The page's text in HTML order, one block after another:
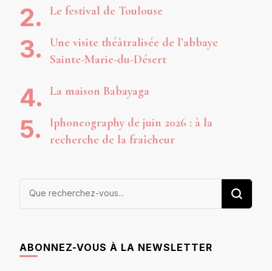
Le festival de Toulouse
Une visite théâtralisée de l’abbaye
Sainte-Marie-du-Désert
La maison Babayaga
Iphoneography de juin 2026 : à la
recherche de la fraîcheur
Vous
ABONNEZ-VOUS À LA NEWSLETTER